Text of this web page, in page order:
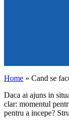
Home » Cand se
Daca ai ajuns in
clar: momentul
pentru a incepe?